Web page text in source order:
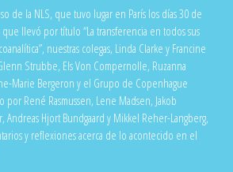
de la NLS, que tuvo lugar en París los días 30 de
llevó por título “La transferencia en todos sus
nuestras colegas, Linda Clarke y Francine
Strubbe, Els Von Compernolle, Ruzanna
Marie Bergeron y el Grupo de Copenhague
por René Rasmussen, Lene Madsen, Jakob
Andreas Hjort Bundgaard y Mikkel Reher-Langberg,
y reflexiones acerca de lo acontecido en el